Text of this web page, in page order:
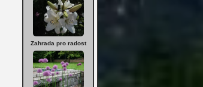
Zahrada pro radost